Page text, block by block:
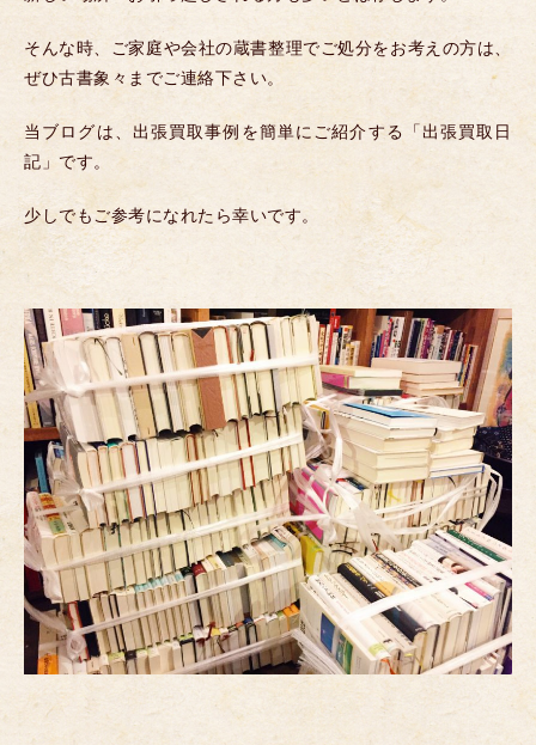
そんな時、ご家庭や会社の蔵書整理でご処分をお考えの方は、
ぜひ古書象々までご連絡下さい。
当ブログは、出張買取事例を簡単にご紹介する「出張買取日
記」です。
少しでもご参考になれたら幸いです。